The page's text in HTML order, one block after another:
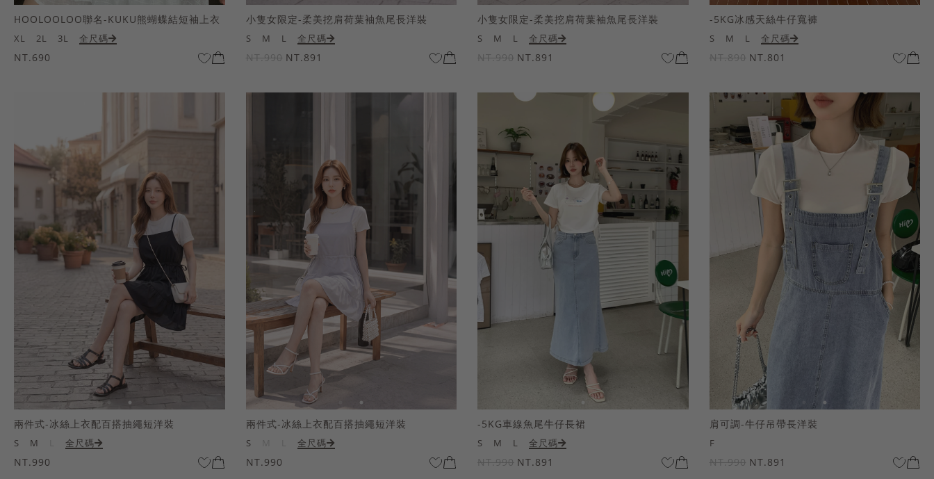
HOOLOOLOO聯名-KUKU熊蝴蝶結短袖上衣
XL 2L 3L 全尺碼
NT.690
小隻女限定-柔美挖肩荷葉袖魚尾長洋裝
S M L 全尺碼
NT.990 NT.891
小隻女限定-柔美挖肩荷葉袖魚尾長洋裝
S M L 全尺碼
NT.990 NT.891
-5KG冰感天絲牛仔寬褲
S M L 全尺碼
NT.890 NT.801
兩件式-冰絲上衣配百搭抽繩短洋裝
S M 全尺碼
NT.990
兩件式-冰絲上衣配百搭抽繩短洋裝
S 全尺碼
NT.990
-5KG車線魚尾牛仔長裙
S M L 全尺碼
NT.990 NT.891
肩可調-牛仔吊帶長洋裝
F
NT.990 NT.891